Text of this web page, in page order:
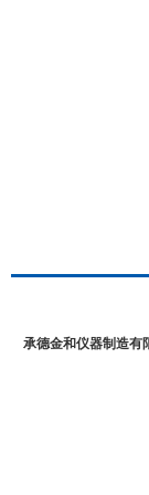
承德金和仪器制造有